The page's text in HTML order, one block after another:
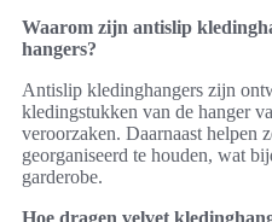
Waarom zijn antislip
hangers?
Antislip kledinghangers zijn
kledingstukken van de hanger
veroorzaken. Daarnaast helpen
georganiseerd te houden, wat
garderobe.
Hoe dragen velvet